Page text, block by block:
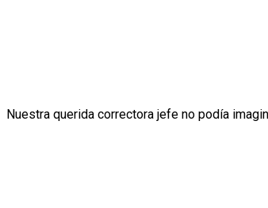
Nuestra querida correctora jefe no podía